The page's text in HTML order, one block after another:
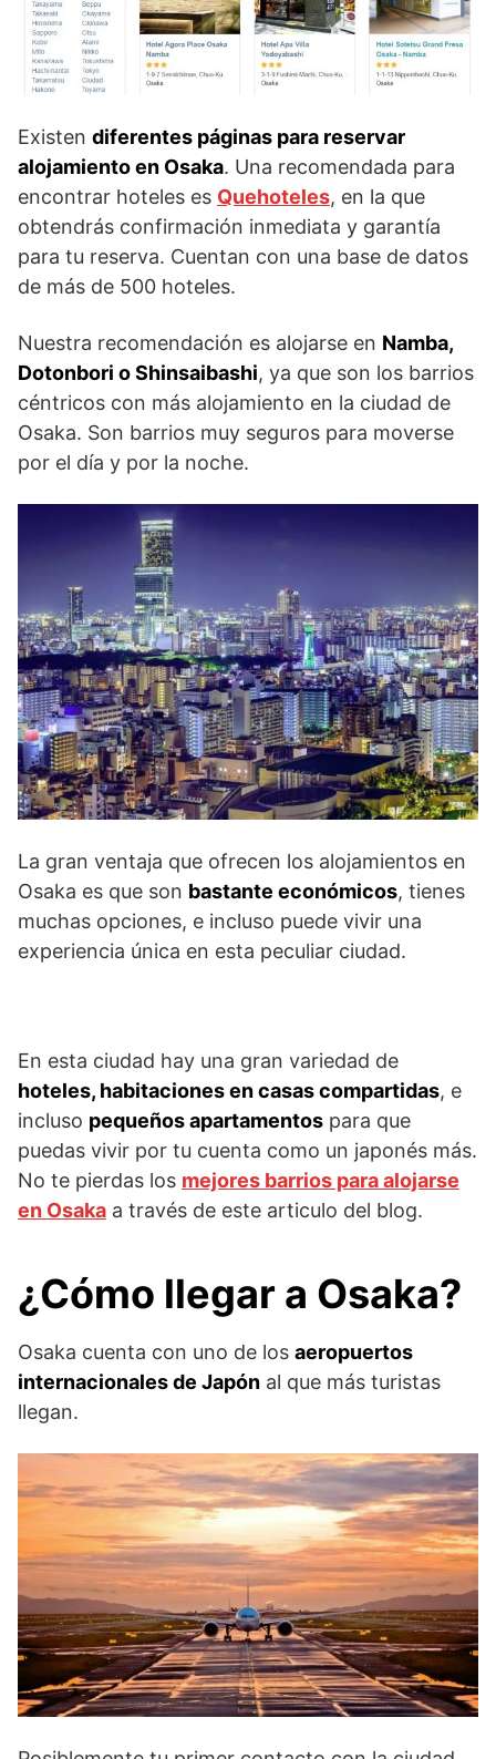
Existen diferentes páginas para reservar
alojamiento en Osaka. Una recomendada para
encontrar hoteles es Quehoteles, en la que
obtendrás confirmación inmediata y garantía
para tu reserva. Cuentan con una base de datos
de más de 500 hoteles.
Nuestra recomendación es alojarse en Namba,
Dotonbori o Shinsaibashi, ya que son los barrios
céntricos con más alojamiento en la ciudad de
Osaka. Son barrios muy seguros para moverse
por el día y por la noche.
La gran ventaja que ofrecen los alojamientos en
Osaka es que son bastante económicos, tienes
muchas opciones, e incluso puede vivir una
experiencia única en esta peculiar ciudad.
En esta ciudad hay una gran variedad de
hoteles, habitaciones en casas compartidas, e
incluso pequeños apartamentos para que
puedas vivir por tu cuenta como un japonés más.
No te pierdas los mejores barrios para alojarse
en Osaka a través de este articulo del blog.
¿Cómo llegar a Osaka?
Osaka cuenta con uno de los aeropuertos
internacionales de Japón al que más turistas
llegan.